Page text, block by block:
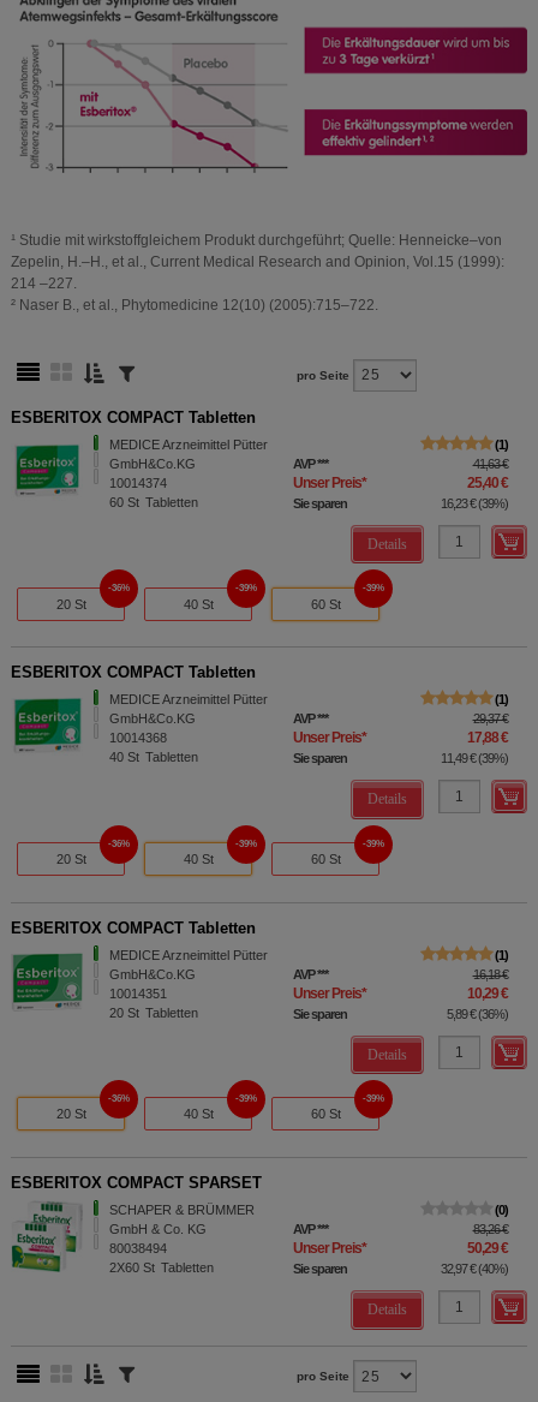
¹ Studie mit wirkstoffgleichem Produkt durchgeführt; Quelle: Henneicke–von
Zepelin, H.–H., et al., Current Medical Research and Opinion, Vol.15 (1999):
214 –227.
² Naser B., et al., Phytomedicine 12(10) (2005):715–722.
pro Seite
ESBERITOX COMPACT Tabletten
MEDICE Arzneimittel Pütter
GmbH&Co.KG
10014374
60 St Tabletten
1
AVP*** 41,63 €
Unser Preis* 25,40 €
Sie sparen 16,23 €(39%)
Details
20 St
36%
40 St
39%
60 St
39%
ESBERITOX COMPACT Tabletten
MEDICE Arzneimittel Pütter
GmbH&Co.KG
10014368
40 St Tabletten
1
AVP*** 29,37 €
Unser Preis* 17,88 €
Sie sparen 11,49 €(39%)
Details
20 St
36%
40 St
39%
60 St
39%
ESBERITOX COMPACT Tabletten
MEDICE Arzneimittel Pütter
GmbH&Co.KG
10014351
20 St Tabletten
1
AVP*** 16,18 €
Unser Preis* 10,29 €
Sie sparen 5,89 €(36%)
Details
20 St
36%
40 St
39%
60 St
39%
ESBERITOX COMPACT SPARSET
SCHAPER & BRÜMMER
GmbH & Co. KG
80038494
2X60 St Tabletten
0
AVP*** 83,26 €
Unser Preis* 50,29 €
Sie sparen 32,97 €(40%)
Details
pro Seite